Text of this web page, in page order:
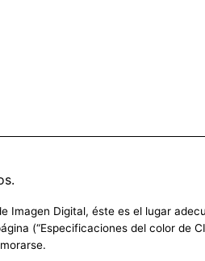
Imagen Digital, éste es el lugar
(“Especificaciones del color de